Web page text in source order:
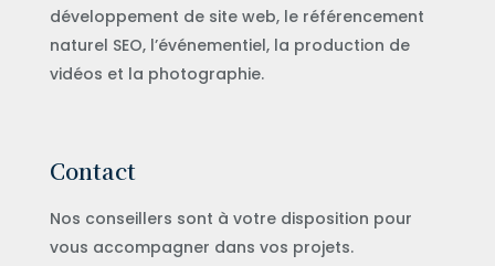
développement de site web, le référencement
naturel SEO, l’événementiel, la production de
vidéos et la photographie.
Contact
Nos conseillers sont à votre disposition pour
vous accompagner dans vos projets.